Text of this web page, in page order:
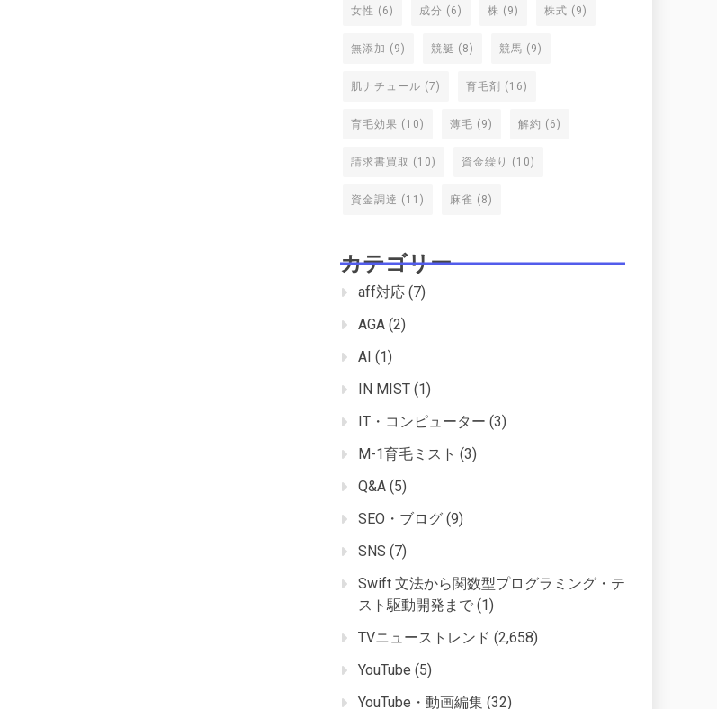
女性 (6) 成分 (6) 株 (9) 株式 (9)
無添加 (9) 競艇 (8) 競馬 (9)
肌ナチュール (7) 育毛剤 (16)
育毛効果 (10) 薄毛 (9) 解約 (6)
請求書買取 (10) 資金繰り (10)
資金調達 (11) 麻雀 (8)
カテゴリー
aff対応 (7)
AGA (2)
AI (1)
IN MIST (1)
IT・コンピューター (3)
M-1育毛ミスト (3)
Q&A (5)
SEO・ブログ (9)
SNS (7)
Swift 文法から関数型プログラミング・テ
スト駆動開発まで (1)
TVニューストレンド (2,658)
YouTube (5)
YouTube・動画編集 (32)